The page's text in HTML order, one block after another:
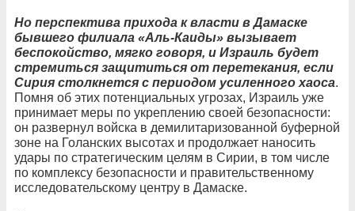
Но перспектива прихода к власти в Дамаске
бывшего филиала «Аль-Каиды» вызывает
беспокойство, мягко говоря, и Израиль будет
стремиться защититься от перетекания, если
Сирия столкнется с периодом усиленного хаоса.
Помня об этих потенциальных угрозах, Израиль уже
принимает меры по укреплению своей безопасности:
он развернул войска в демилитаризованной буферной
зоне на Голанских высотах и ​​продолжает наносить
удары по стратегическим целям в Сирии, в том числе
по комплексу безопасности и правительственному
исследовательскому центру в Дамаске.